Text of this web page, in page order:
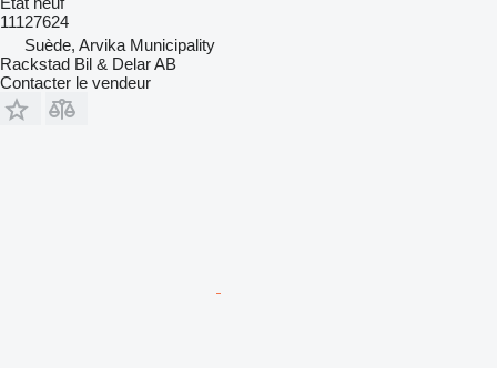
11127624
Suède, Arvika Municipality
Rackstad Bil & Delar AB
Contacter le vendeur